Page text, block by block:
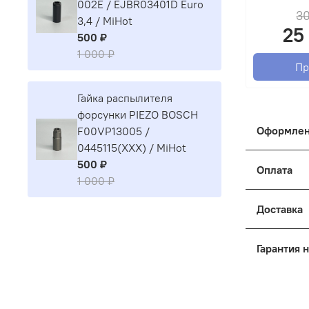
Оформить
Корзина,
Оплата
-
Введите
Доставка
Гарантия
002E / EJBR03401D Euro
3,4 / MiHot
500 ₽
1 000 ₽
Гайка распылителя
форсунки PIEZO BOSCH
F00VP13005 /
0445115(XXX) / MiHot
500 ₽
1 000 ₽